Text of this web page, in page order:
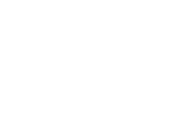
ao acaso. Foi
e
inclusive com